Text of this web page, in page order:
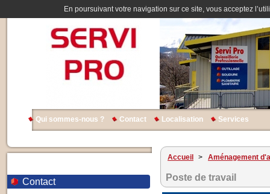
En poursuivant votre navigation sur ce site, vous acceptez
Qui sommes-nous ? Contact Localisation Services
Contact
Accueil > Aménagement
Poste de travail